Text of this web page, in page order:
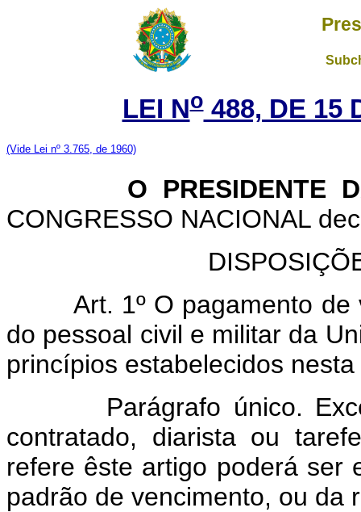
LEI No488, DE 15
(Vide Lei nº 3.765, de 1960)
O PRESIDENTE DA
CONGRESSO NACIONAL
Art. 1º O pagamento
do pessoal civil e militar da
princípios estabelecidos nesta
Parágrafo único.
contratado, diarista ou
refere êste artigo poderá ser
padrão de vencimento, ou da